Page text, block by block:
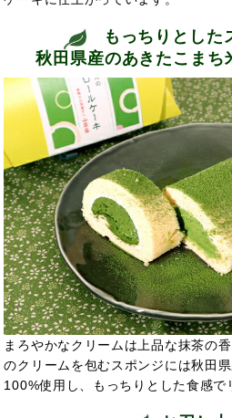
もっちりとした
秋田県産のあきたこまち
まろやかなクリームは上品な抹茶の
のクリームを包むスポンジには秋田
100%使用し、もっちりとした食感で